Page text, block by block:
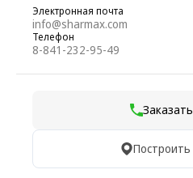
Электронная почта
info@sharmax.com
Телефон
8-841-232-95-49